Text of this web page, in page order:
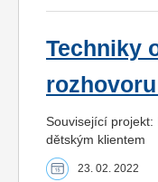
Techniky
rozhovoru
Související
dětským klientem
23. 02. 2022